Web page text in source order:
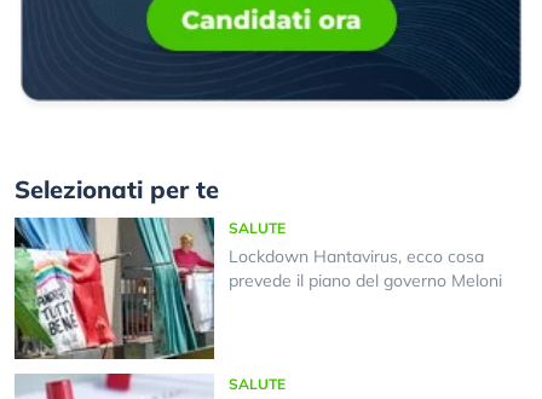
Selezionati per te
SALUTE
Lockdown Hantavirus, ecco cosa
prevede il piano del governo Meloni
SALUTE